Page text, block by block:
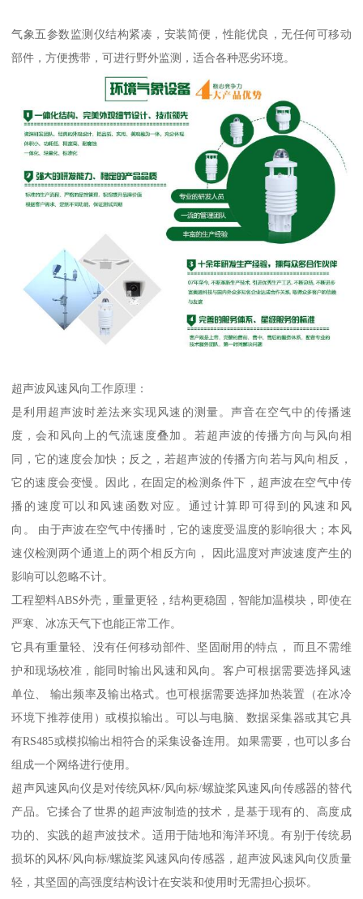
气象五参数监测仪结构紧凑，安装简便，性能优良，无任何可移动
部件，方便携带，可进行野外监测，适合各种恶劣环境。
超声波风速风向工作原理：
是利用超声波时差法来实现风速的测量。声音在空气中的传播速
度，会和风向上的气流速度叠加。若超声波的传播方向与风向相
同，它的速度会加快；反之，若超声波的传播方向若与风向相反，
它的速度会变慢。因此，在固定的检测条件下，超声波在空气中传
播的速度可以和风速函数对应。通过计算即可得到的风速和风
向。 由于声波在空气中传播时，它的速度受温度的影响很大；本风
速仪检测两个通道上的两个相反方向， 因此温度对声波速度产生的
影响可以忽略不计。
工程塑料ABS外壳，重量更轻，结构更稳固，智能加温模块，即使在
严寒、冰冻天气下也能正常工作。
它具有重量轻、没有任何移动部件、坚固耐用的特点， 而且不需维
护和现场校准，能同时输出风速和风向。客户可根据需要选择风速
单位、 输出频率及输出格式。也可根据需要选择加热装置（在冰冷
环境下推荐使用）或模拟输出。可以与电脑、数据采集器或其它具
有RS485或模拟输出相符合的采集设备连用。如果需要，也可以多台
组成一个网络进行使用。
超声风速风向仪是对传统风杯/风向标/螺旋桨风速风向传感器的替代
产品。它揉合了世界的超声波制造的技术，是基于现有的、高度成
功的、实践的超声波技术。适用于陆地和海洋环境。有别于传统易
损坏的风杯/风向标/螺旋桨风速风向传感器，超声波风速风向仪质量
轻，其坚固的高强度结构设计在安装和使用时无需担心损坏。